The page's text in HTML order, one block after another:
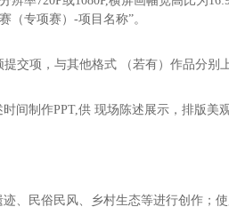
（专项赛）-项目名称”。
交项，与其他格式 （若有）作品分别
间制作PPT,供 现场陈述展示，排版美
、民俗民风、乡村生态等进行创作；